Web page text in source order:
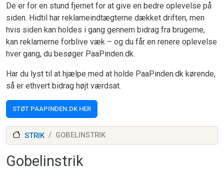
De er for en stund fjernet for at give en bedre oplevelse på
siden. Hidtil har reklameindtægterne dækket driften, men
hvis siden kan holdes i gang gennem bidrag fra brugerne,
kan reklamerne forblive væk – og du får en renere oplevelse
hver gang, du besøger PaaPinden.dk.
Har du lyst til at hjælpe med at holde PaaPinden.dk kørende,
så er ethvert bidrag højt værdsat.
STØT PAAPINDEN.DK HER
STRIK GOBELINSTRIK
Gobelinstrik